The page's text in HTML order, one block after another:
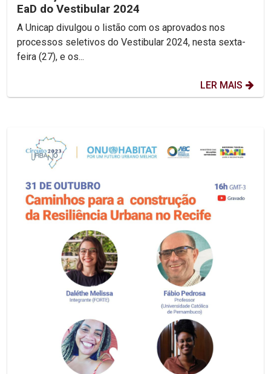
EaD do Vestibular 2024
A Unicap divulgou o listão com os aprovados nos
processos seletivos do Vestibular 2024, nesta sexta-
feira (27), e os...
LER MAIS